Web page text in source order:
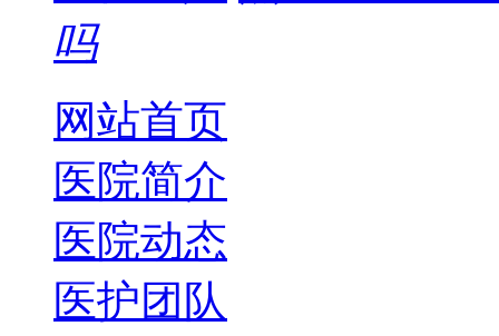
吗
网站首页
医院简介
医院动态
医护团队